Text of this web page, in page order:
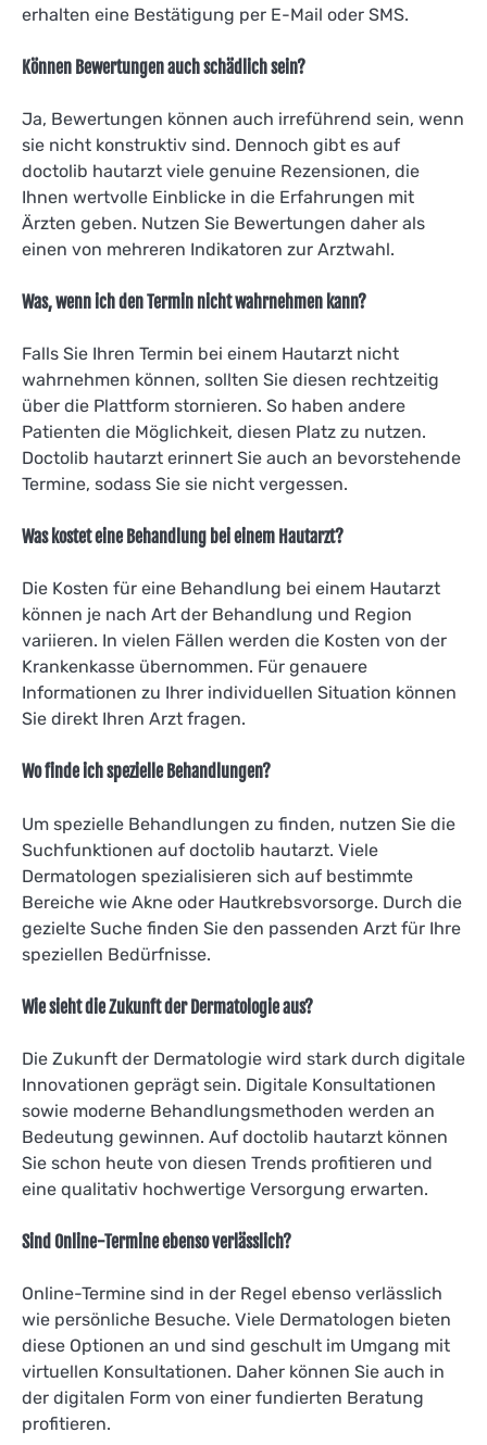
erhalten eine Bestätigung per E-Mail oder SMS.
Können Bewertungen auch schädlich sein?
Ja, Bewertungen können auch irreführend sein, wenn
sie nicht konstruktiv sind. Dennoch gibt es auf
doctolib hautarzt viele genuine Rezensionen, die
Ihnen wertvolle Einblicke in die Erfahrungen mit
Ärzten geben. Nutzen Sie Bewertungen daher als
einen von mehreren Indikatoren zur Arztwahl.
Was, wenn ich den Termin nicht wahrnehmen kann?
Falls Sie Ihren Termin bei einem Hautarzt nicht
wahrnehmen können, sollten Sie diesen rechtzeitig
über die Plattform stornieren. So haben andere
Patienten die Möglichkeit, diesen Platz zu nutzen.
Doctolib hautarzt erinnert Sie auch an bevorstehende
Termine, sodass Sie sie nicht vergessen.
Was kostet eine Behandlung bei einem Hautarzt?
Die Kosten für eine Behandlung bei einem Hautarzt
können je nach Art der Behandlung und Region
variieren. In vielen Fällen werden die Kosten von der
Krankenkasse übernommen. Für genauere
Informationen zu Ihrer individuellen Situation können
Sie direkt Ihren Arzt fragen.
Wo finde ich spezielle Behandlungen?
Um spezielle Behandlungen zu finden, nutzen Sie die
Suchfunktionen auf doctolib hautarzt. Viele
Dermatologen spezialisieren sich auf bestimmte
Bereiche wie Akne oder Hautkrebsvorsorge. Durch die
gezielte Suche finden Sie den passenden Arzt für Ihre
speziellen Bedürfnisse.
Wie sieht die Zukunft der Dermatologie aus?
Die Zukunft der Dermatologie wird stark durch digitale
Innovationen geprägt sein. Digitale Konsultationen
sowie moderne Behandlungsmethoden werden an
Bedeutung gewinnen. Auf doctolib hautarzt können
Sie schon heute von diesen Trends profitieren und
eine qualitativ hochwertige Versorgung erwarten.
Sind Online-Termine ebenso verlässlich?
Online-Termine sind in der Regel ebenso verlässlich
wie persönliche Besuche. Viele Dermatologen bieten
diese Optionen an und sind geschult im Umgang mit
virtuellen Konsultationen. Daher können Sie auch in
der digitalen Form von einer fundierten Beratung
profitieren.